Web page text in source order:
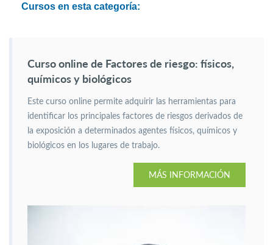
Cursos en esta categoría:
Curso online de Factores de riesgo: físicos,
químicos y biológicos
Este curso online permite adquirir las herramientas para
identificar los principales factores de riesgos derivados de
la exposición a determinados agentes físicos, químicos y
biológicos en los lugares de trabajo.
MÁS INFORMACIÓN